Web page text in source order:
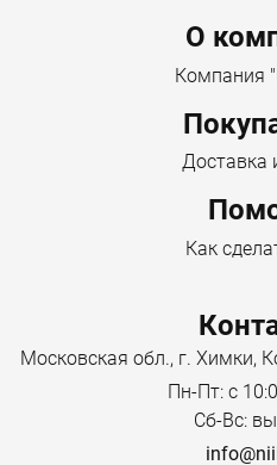
Menu footerО
Компания
Доставка
Как
Московская обл., г. Химки,
Пн-Пт: с
Сб-Вс: